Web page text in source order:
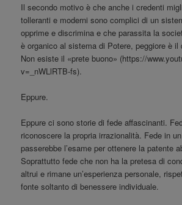
Il secondo motivo è che anche i credenti
tolleranti e moderni sono complici di un
opprime e discrimina e che parassita la
è organico al sistema di Potere, peggiore è il
Non esiste il «prete buono» (https://
v=_nWLlRTB-fs).
Eppure.
Eppure ci sono storie di fede affascinanti.
riconoscere la propria irrazionalità. Fede in
passerebbe l’esame per ottenere la patente
Soprattutto fede che non ha la pretesa di
altrui e rimane un’esperienza personale,
fonte soltanto di benessere individuale.